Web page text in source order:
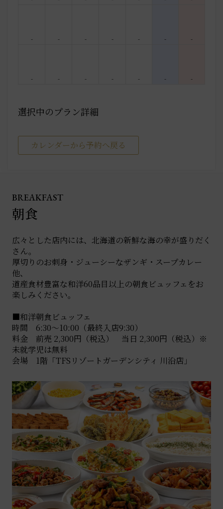
- - - - - - -
- - - - - - -
選択中のプラン詳細
カレンダーから予約へ戻る
BREAKFAST
朝食
広々とした店内には、北海道の新鮮な海の幸が盛りだく
さん。
厚切りのお刺身・ジューシーなザンギ・スープカレー
他、
道産食材豊富な和洋60品目以上の朝食ビュッフェをお
楽しみください。
■和洋朝食ビュッフェ
時間 6:30〜10:00（最終入店9:30）
料金 前売 2,300円（税込） 当日 2,300円（税込）※
未就学児は無料
会場 1階「TFSリゾートガーデンシティ 川沿店」